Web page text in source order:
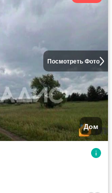
Посмотреть Фото
Дом